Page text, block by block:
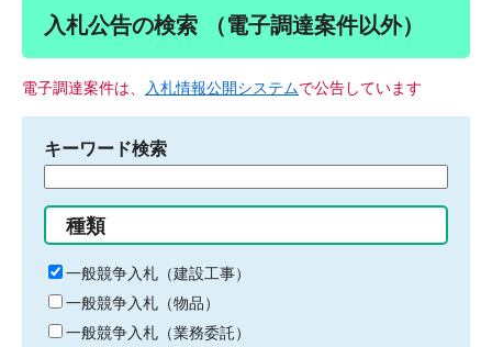
入札公告の検索 （電子調達案件以外）
電子調達案件は、 入札情報公開システムで公告しています
キーワード検索
る
キ
ー
ワ
ー
種類
一般競争入札（建設工事）
一般競争入札（物品）
一般競争入札（業務委託）